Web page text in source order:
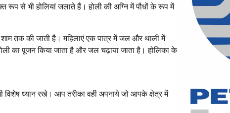
रूप से भी होलियां जलाते हैं। होली की अग्नि में पौधों के रूप में
शाम तक की जाती है। महिलाएं एक पात्र में जल और थाली में
का पूजन किया जाता है और जल चढ़ाया जाता है। होलिका के
विशेष ध्यान रखे। आप तरीका वही अपनाये जो आपके क्षेत्र में